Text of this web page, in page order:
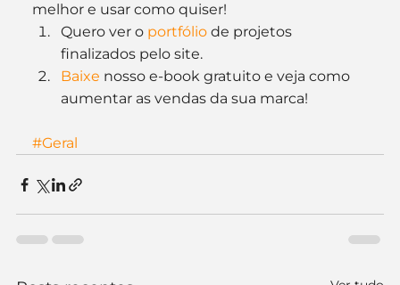
melhor e usar como quiser!
Quero ver o portfólio de projetos
finalizados pelo site.
Baixe nosso e-book gratuito e veja como
aumentar as vendas da sua marca!
#Geral